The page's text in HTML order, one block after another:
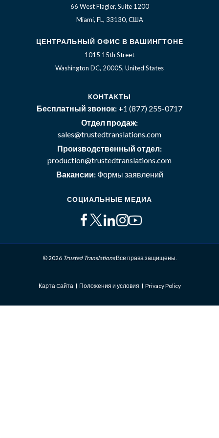
66 West Flagler, Suite 1200
Miami, FL, 33130, США
ЦЕНТРАЛЬНЫЙ ОФИС В ВАШИНГТОНЕ
1015 15th Street
Washington DC, 20005, United States
КОНТАКТЫ
Бесплатный звонок: +1 (877) 255-0717
Отдел продаж:
sales@trustedtranslations.com
Производственный отдел:
production@trustedtranslations.com
Вакансии: Формы заявлений
СОЦИАЛЬНЫЕ МЕДИА
© 2026 Trusted TranslationsВсе права защищены.
Карта Cайта Положения и условия Privacy Policy